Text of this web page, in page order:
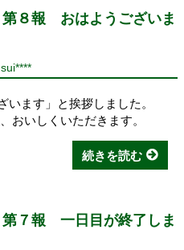
８報 おはようございま
ます」と挨拶しました。
おいしくいただきます。
続きを読む
７報 一日目が終了しま